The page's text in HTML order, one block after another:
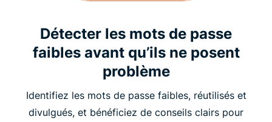
Détecter les mots de passe
faibles avant qu’ils ne posent
problème
Identifiez les mots de passe faibles, réutilisés et
divulgués, et bénéficiez de conseils clairs pour